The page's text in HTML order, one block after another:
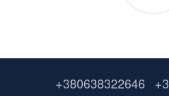
+380638322646